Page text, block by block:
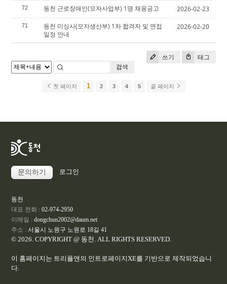
72 동천 근로장애인(모자사업부) 1명 채용공고 2026-02-23
71
동천 미싱사(모자생산부) 1차 합격자 및 면접
일정 안내
2026-02-20
쓰기
태그
검색
첫 페이지 1 2 3 4 5 끝 페이지
문의하기 로그인
동천
대표 전화 : 02-974-2950
이메일 : dongchun2002@daum.net
주소 : 서울시 노원구 노원로 18길 41
© 2026. COPYRIGHT @ 동천. ALL RIGHTS RESERVED.
이 홈페이지는 트리플앤 의 인트로페이지XE를 기반으로 제작되었습니
다.